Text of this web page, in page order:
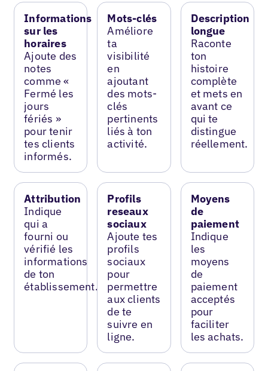
Informations
sur les
horaires
Ajoute des
notes
comme «
Fermé les
jours
fériés »
pour tenir
tes clients
informés.
Mots-clés
Améliore
ta
visibilité
en
ajoutant
des mots-
clés
pertinents
liés à ton
activité.
Description
longue
Raconte
ton
histoire
complète
et mets en
avant ce
qui te
distingue
réellement.
Attribution
Indique
qui a
fourni ou
vérifié les
informations
de ton
établissement.
Profils
reseaux
sociaux
Ajoute tes
profils
sociaux
pour
permettre
aux clients
de te
suivre en
ligne.
Moyens
de
paiement
Indique
les
moyens
de
paiement
acceptés
pour
faciliter
les achats.